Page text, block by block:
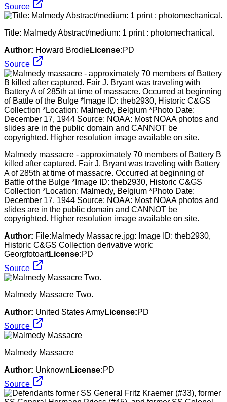
Source
Title: Malmedy Abstract/medium: 1 print : photomechanical.
Author: Howard BrodieLicense:PD
Source
Malmedy massacre - approximately 70 members of Battery B
killed after captured. Fair J. Bryant was traveling with Battery
A of 285th at time of massacre. Occurred at beginning of
Battle of the Bulge *Image ID: theb2930, Historic C&GS
Collection *Location: Malmedy, Belgium *Photo Date:
December 17, 1944 Source: NOAA: Most NOAA photos and
slides are in the public domain and CANNOT be
copyrighted. Higher resolution image available on site.
Author: File:Malmedy Massacre.jpg: Image ID: theb2930,
Historic C&GS Collection derivative work:
GeorgfotoartLicense:PD
Source
Malmedy Massacre Two.
Author: United States ArmyLicense:PD
Source
Malmedy Massacre
Author: Unknown License:PD
Source